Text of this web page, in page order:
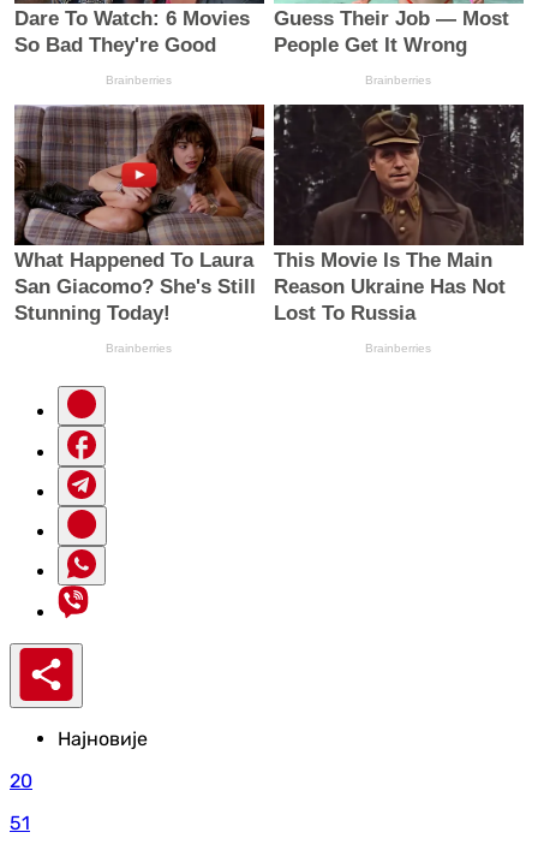
Најновије
20
51